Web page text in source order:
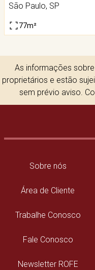
São Paulo, SP
77m²
As informações
proprietários e estão
sem prévio aviso.
Sobre nós
Área de Cliente
Trabalhe Conosco
Fale Conosco
Newsletter ROFE